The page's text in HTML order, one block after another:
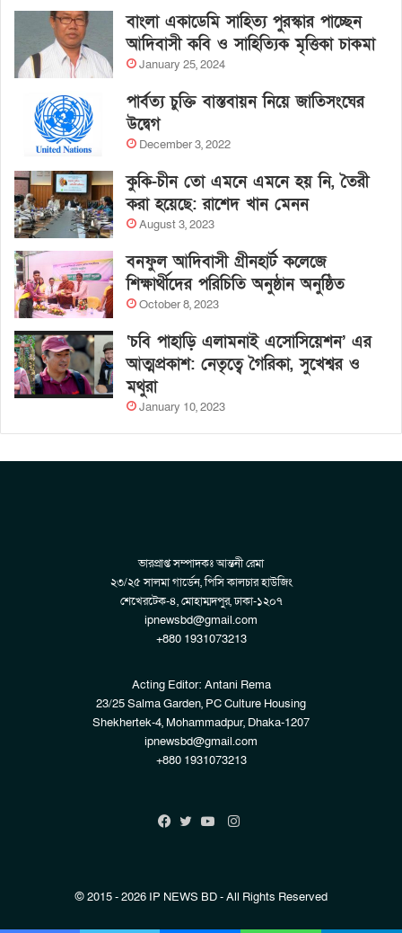
বাংলা একাডেমি সাহিত্য পুরস্কার পাচ্ছেন
আদিবাসী কবি ও সাহিত্যিক মৃত্তিকা চাকমা
January 25, 2024
পার্বত্য চুক্তি বাস্তবায়ন নিয়ে জাতিসংঘের
উদ্বেগ
December 3, 2022
কুকি-চীন তো এমনে এমনে হয় নি, তৈরী
করা হয়েছে: রাশেদ খান মেনন
August 3, 2023
বনফুল আদিবাসী গ্রীনহার্ট কলেজে
শিক্ষার্থীদের পরিচিতি অনুষ্ঠান অনুষ্ঠিত
October 8, 2023
‘চবি পাহাড়ি এলামনাই এসোসিয়েশন’ এর
আত্মপ্রকাশ: নেতৃত্বে গৈরিকা, সুখেশ্বর ও
মথুরা
January 10, 2023
ভারপ্রাপ্ত সম্পাদকঃ আন্তনী রেমা
২৩/২৫ সালমা গার্ডেন, পিসি কালচার হাউজিং
শেখেরটেক-৪, মোহাম্মদপুর, ঢাকা-১২০৭
ipnewsbd@gmail.com
+880 1931073213
Acting Editor: Antani Rema
23/25 Salma Garden, PC Culture Housing
Shekhertek-4, Mohammadpur, Dhaka-1207
ipnewsbd@gmail.com
+880 1931073213
Instagram
© 2015 - 2026 IP NEWS BD - All Rights Reserved